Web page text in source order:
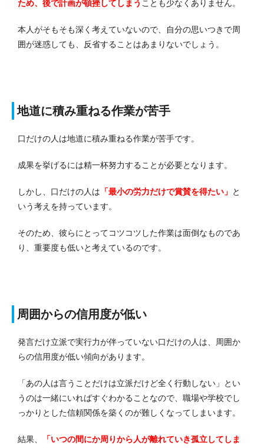
ため、後で計画が頓挫してしまう ことも少なくありません。
本人がそもそも深く考えていないので、自分の思いつきで周
囲が迷惑しても、反省することはあまりないでしょう。
地道に積み重ねる作業が苦手
口だけの人は地道に積み重ねる作業が苦手です。
成果を挙げるには精一杯努力することが必要となります。
しかし、口だけの人は 「最小の労力だけで賞賛を得たい」 と
いう考えを持っています。
そのため、彼らにとってコツコツした作業は面倒なものであ
り、重要度も低いと考えているのです。
周囲からの信用度が低い
発言だけ立派で実行力が伴っていない口だけの人は、周囲か
らの信用度が低い傾向があります。
「あの人は言うことだけは立派だけど全く行動しない」とい
うのは一緒にいればすぐわかることなので、職場や学校でし
っかりとした信頼関係を築くのが難しくなってしまいます。
結果、
「いつの間にか周りから人が離れていき孤立してしま